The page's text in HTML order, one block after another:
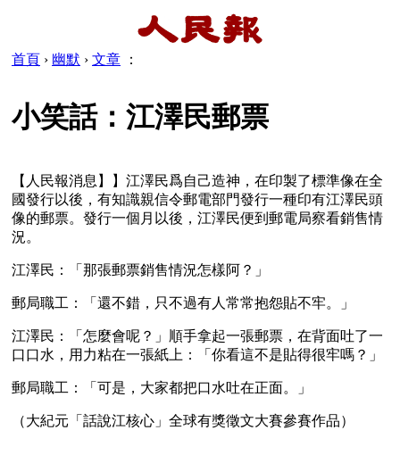
首頁 › 幽默 › 文章 ：
小笑話：江澤民郵票
【人民報消息】】江澤民爲自己造神，在印製了標準像在全
國發行以後，有知識親信令郵電部門發行一種印有江澤民頭
像的郵票。發行一個月以後，江澤民便到郵電局察看銷售情
況。
江澤民：「那張郵票銷售情況怎樣阿？」
郵局職工：「還不錯，只不過有人常常抱怨貼不牢。」
江澤民：「怎麼會呢？」順手拿起一張郵票，在背面吐了一
口口水，用力粘在一張紙上：「你看這不是貼得很牢嗎？」
郵局職工：「可是，大家都把口水吐在正面。」
（大紀元「話說江核心」全球有獎徵文大賽參賽作品）